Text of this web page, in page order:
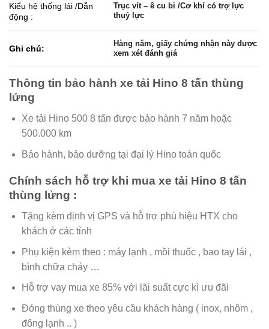
Kiểu hệ thống lái /Dẫn
động :
Trục vít – ê cu bi /Cơ khí có trợ lực
thuỷ lực
Ghi chú:
Hàng năm, giấy chứng nhận này được
xem xét đánh giá
Thông tin bảo hành xe tải Hino 8 tấn thùng
lửng
Xe tải Hino 500 8 tấn được bảo hành 7 năm hoặc
500.000 km
Bảo hành, bảo dưỡng tại đại lý Hino toàn quốc
Chính sách hỗ trợ khi mua xe tải Hino 8 tấn
thùng lửng :
Tặng kèm định vị GPS và hỗ trợ phù hiệu HTX cho
khách ở các tỉnh
Phụ kiện kèm theo : máy lạnh , mồi thuốc , bao tay lái ,
bình chữa cháy …
Hỗ trợ vay mua xe 85% với lãi suất cực kì ưu đãi
Đóng thùng xe theo yêu cầu khách hàng ( inox, nhôm ,
đông lạnh .. )